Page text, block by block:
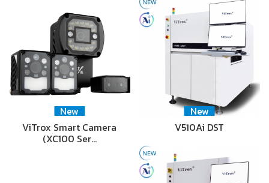
New
ViTrox Smart Camera
(XC100 Ser…
New
V510Ai DST